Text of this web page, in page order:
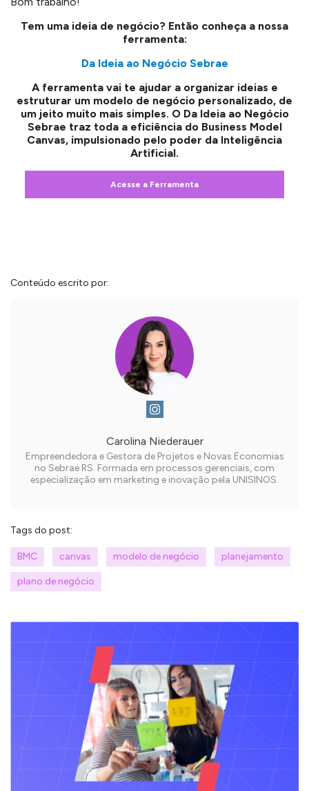
Tem uma ideia de negócio? Então conheça a nossa
ferramenta:
Da Ideia ao Negócio Sebrae
A ferramenta vai te ajudar a organizar ideias e
estruturar um modelo de negócio personalizado, de
um jeito muito mais simples. O Da Ideia ao Negócio
Sebrae traz toda a eficiência do Business Model
Canvas, impulsionado pelo poder da Inteligência
Artificial.
Acesse a Ferramenta
Conteúdo escrito por:
Carolina Niederauer
Empreendedora e Gestora de Projetos e Novas Economias
no Sebrae RS. Formada em processos gerenciais, com
especialização em marketing e inovação pela UNISINOS.
Tags do post:
BMC canvas modelo de negócio planejamento
plano de negócio